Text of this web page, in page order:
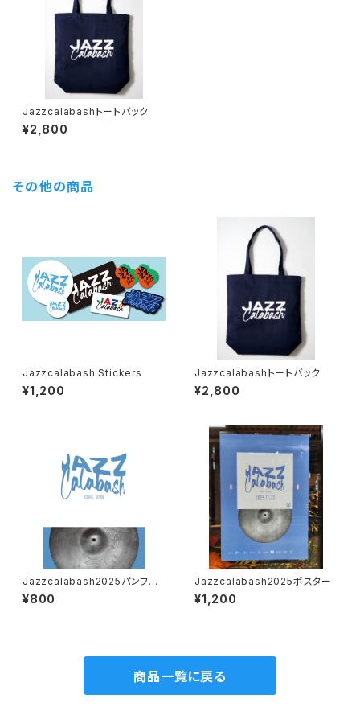
Jazzcalabashトートバック
¥2,800
その他の商品
Jazzcalabash Stickers
¥1,200
Jazzcalabashトートバック
¥2,800
Jazzcalabash2025パンフレ
ット
¥800
Jazzcalabash2025ポスター
¥1,200
商品一覧に戻る